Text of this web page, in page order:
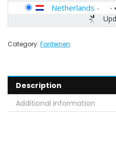
Netherlands -
Category: Fonteinen
Description
Additional information